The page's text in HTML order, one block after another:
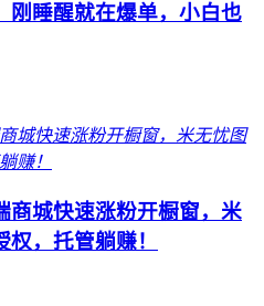
刚睡醒就在爆单，小白也
商城快速涨粉开橱窗，米
，托管躺赚！